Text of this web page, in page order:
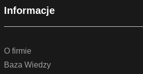
Informacje
O firmie
Baza Wiedzy